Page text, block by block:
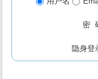
密
隐身登